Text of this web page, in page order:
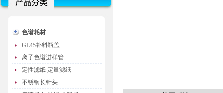
色谱耗材
GL45补料瓶盖
离子色谱进样管
定性滤纸 定量滤纸
不锈钢长针头